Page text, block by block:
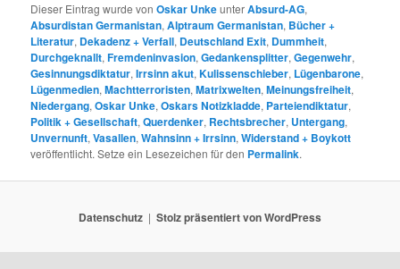
Dieser Eintrag wurde vonOskar UnkeunterAbsurd-AG,
Absurdistan Germanistan,Alptraum Germanistan, Bücher +
Literatur, Dekadenz + Verfall, Deutschland Exit, Dummheit,
Durchgeknallt,Fremdeninvasion,Gedankensplitter,Gegenwehr,
Gesinnungsdiktatur,Irrsinn akut,Kulissenschieber, Lügenbarone,
Lügenmedien,Machtterroristen,Matrixwelten,Meinungsfreiheit,
Niedergang,Oskar Unke,Oskars Notizkladde, Parteiendiktatur,
Politik + Gesellschaft,Querdenker, Rechtsbrecher, Untergang,
Unvernunft,Vasallen,Wahnsinn + Irrsinn,Widerstand + Boykott
veröffentlicht. Setze ein Lesezeichen für den Permalink.
Datenschutz Stolz präsentiert von WordPress